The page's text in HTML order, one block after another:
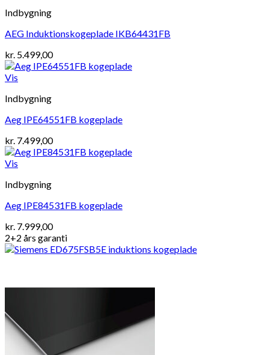
Indbygning
AEG Induktionskogeplade IKB64431FB
kr. 5.499,00
Vis
Indbygning
Aeg IPE64551FB kogeplade
kr. 7.499,00
Vis
Indbygning
Aeg IPE84531FB kogeplade
kr. 7.999,00
2+2 års garanti